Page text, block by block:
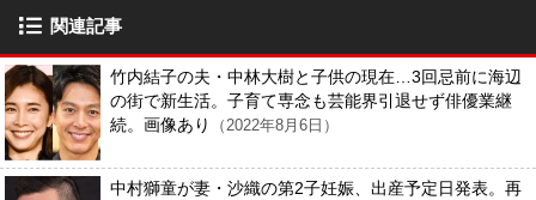
関連記事
竹内結子の夫・中林大樹と子供の現在…3回忌前に海辺
の街で新生活。子育て専念も芸能界引退せず俳優業継
続。画像あり
（2022年8月6日）
中村獅童が妻・沙織の第2子妊娠、出産予定日発表。再